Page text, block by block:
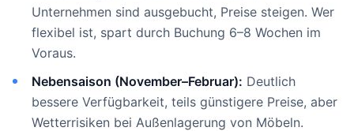
Unternehmen sind ausgebucht, Preise steigen. Wer
flexibel ist, spart durch Buchung 6–8 Wochen im
Voraus.
Nebensaison (November–Februar): Deutlich
bessere Verfügbarkeit, teils günstigere Preise, aber
Wetterrisiken bei Außenlagerung von Möbeln.